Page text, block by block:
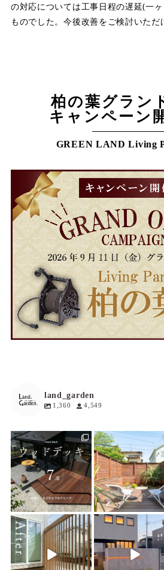
の対応については工事日程の遅延(一
ものでした。今後改善をご検討いただ
柏の葉グラン
キャンペーン
GREEN LAND Living
land_garden
1,360 4,549
land_garden
7 0
land_garden
17 0
land_garden
21 0
land_garden
0